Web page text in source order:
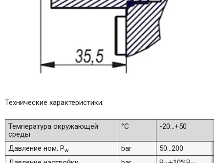
Технические характеристики:
Температура окружающей
среды
°C -20...+50
Давление ном. Pw bar
50...200